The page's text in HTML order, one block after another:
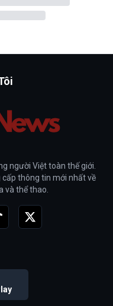
người Việt toàn thế giới.
thông tin mới nhất về
và thể thao.